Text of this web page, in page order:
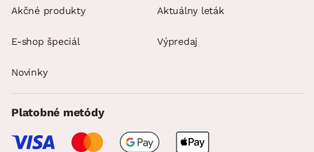
Akčné produkty Aktuálny leták
E-shop špeciál Výpredaj
Novinky
Platobné metódy